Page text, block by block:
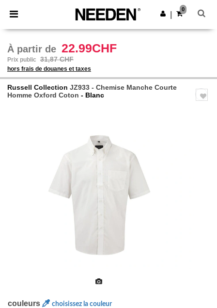
× Appli Needen
Meilleurs prix sur l’app !
Obtenir l'appli
0
À partir de 22.99CHF
Prix public 31,87 CHF
hors frais de douanes et taxes
Russell Collection JZ933 - Chemise Manche Courte
Homme Oxford Coton - Blanc
couleurs choisissez la couleur